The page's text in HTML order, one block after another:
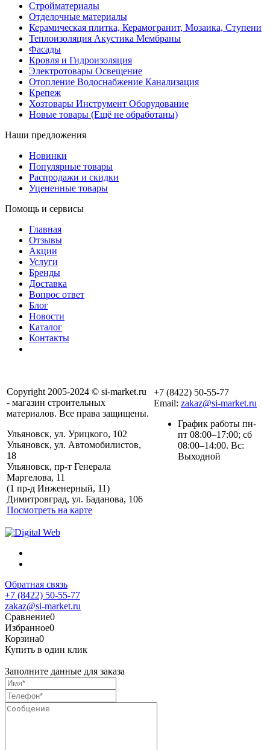
Стройматериалы
Отделочные материалы
Керамическая плитка, Керамогранит, Мозаика, Ступени
Теплоизоляция Акустика Мембраны
Фасады
Кровля и Гидроизоляция
Электротовары Освещение
Отопление Водоснабжение Канализация
Крепеж
Хозтовары Инструмент Оборудование
Новые товары (Ещё не обработаны)
Наши предложения
Новинки
Популярные товары
Распродажи и скидки
Уцененные товары
Помощь и сервисы
Главная
Отзывы
Акции
Услуги
Бренды
Доставка
Вопрос ответ
Блог
Новости
Каталог
Контакты
Copyright 2005-2024 © si-market.ru
- магазин строительных
материалов. Все права защищены.
Ульяновск, ул. Урицкого, 102
Ульяновск, ул. Автомобилистов,
18
Ульяновск, пр-т Генерала
Маргелова, 11
(1 пр-д Инженерный, 11)
Димитровград, ул. Баданова, 106
Посмотреть на карте
+7 (8422) 50-55-77
Email: zakaz@si-market.ru
График работы пн-
пт 08:00–17:00; сб
08:00–14:00. Вс:
Выходной
Обратная связь
+7 (8422) 50-55-77
zakaz@si-market.ru
Сравнение0
Избранное0
Корзина0
Купить в один клик
Заполните данные для заказа